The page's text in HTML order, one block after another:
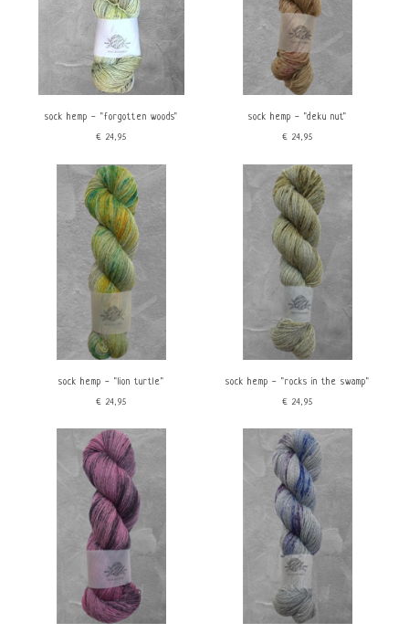
sock hemp - "forgotten woods"
€24,95
sock hemp - "deku nut"
€24,95
sock hemp - "lion turtle"
€24,95
sock hemp - "rocks in the swamp"
€24,95